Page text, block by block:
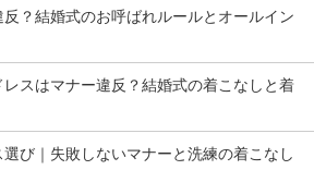
？結婚式のお呼ばれルールとオールイン
スはマナー違反？結婚式の着こなしと着
び｜失敗しないマナーと洗練の着こなし